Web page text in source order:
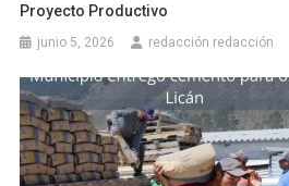
Proyecto Productivo
junio 5, 2026 redacción redacción